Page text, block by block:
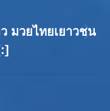
มวยไทยเยาวชน